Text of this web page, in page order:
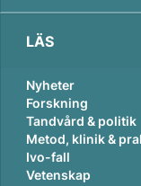
LÄS
Nyheter
Forskning
Tandvård & politik
Metod, klinik &
Ivo-fall
Vetenskap